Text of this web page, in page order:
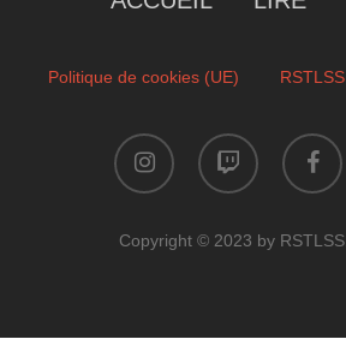
Politique de cookies (UE)
instagram twitch facebook
Copyright © 2023 by